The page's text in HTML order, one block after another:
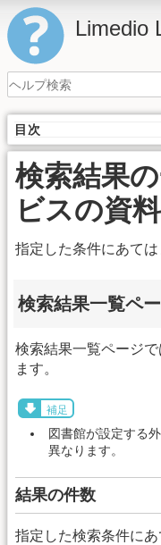
Limedio
目次
検索結果
ビスの資料
指定した条件にあては
検索結果一覧ペ
検索結果一覧ページ
ます。
補足
図書館が設定する
異なります。
結果の件数
指定した検索条件に